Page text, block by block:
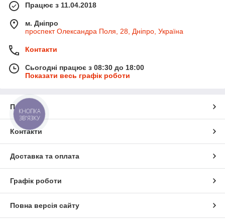
Працює з 11.04.2018
м. Дніпро
проспект Олександра Поля, 28, Дніпро, Україна
Контакти
Сьогодні працює з 08:30 до 18:00
Показати весь графік роботи
Про нас
Контакти
Доставка та оплата
Графік роботи
Повна версія сайту
КНОПКА
ЗВ'ЯЗКУ